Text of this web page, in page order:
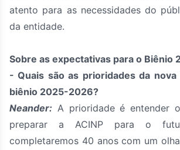
atento para as necessidades do
da entidade.
Sobre as expectativas para o Biênio
- Quais são as prioridades da
biênio 2025-2026?
Neander: A prioridade é entender
preparar a ACINP para o
completaremos 40 anos com um